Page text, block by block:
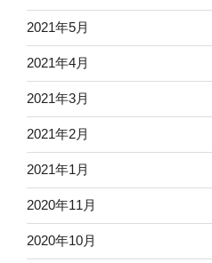
2021年5月
2021年4月
2021年3月
2021年2月
2021年1月
2020年11月
2020年10月